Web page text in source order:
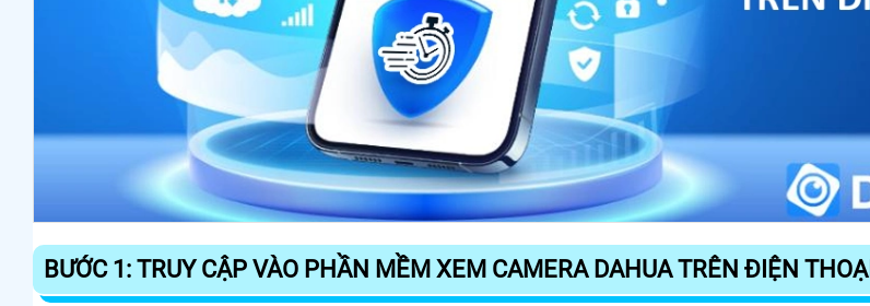
BƯỚC 1: TRUY CẬP VÀO PHẦN MỀM XEM CAMERA DAHUA TRÊN ĐIỆN THOẠI